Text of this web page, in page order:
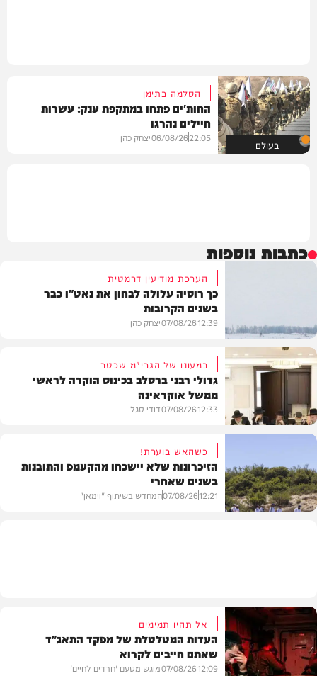
בעולם
הסלמה בתימן
החות'ים פתחו במתקפת ענק: עשרות
חיילים נהרגו
22:05
06/08/26יצחק כהן
כתבות נוספות
הערכת מודיעין דרמטית
כך רוסיה עלולה לבחון את נאט"ו כבר
בשנים הקרובות
12:39
07/08/26יצחק כהן
חרדים
במעונו של הגרי"מ שכטר
גדולי רבני ברסלב בכינוס הוקרה לראשי
ממשל אוקראינה
12:33
07/08/26דודי סגל
כשהאש בוערת!
הזיכרונות שלא יישכחו מהקעמפ והתובנות
בשנים שאחרי
12:21
07/08/26המחדש בשיתוף "וימאן"
אל תהיו תמימים
העדות המטלטלת של מפקד התאג"ד
שאתם חייבים לקרוא
12:09
07/08/26מוגש מטעם 'חרדים לחיים'